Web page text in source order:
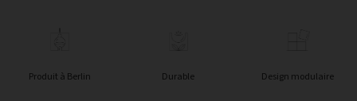
Produit à Berlin Durable Design modulaire